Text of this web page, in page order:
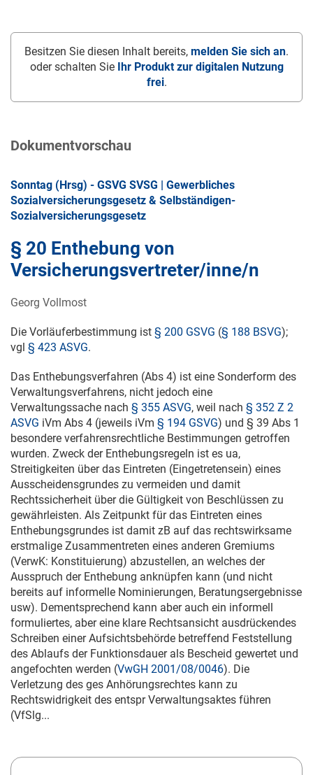
Besitzen Sie diesen Inhalt bereits, melden Sie sich an.
oder schalten Sie
Ihr Produkt zur digitalen Nutzung
frei.
Dokumentvorschau
Sonntag (Hrsg) - GSVG SVSG | Gewerbliches
Sozialversicherungsgesetz & Selbständigen-
Sozialversicherungsgesetz
§ 20 Enthebung von
Versicherungsvertreter/inne/n
Georg Vollmost
Die Vorläuferbestimmung ist § 200 GSVG (§ 188 BSVG);
vgl § 423 ASVG.
Das Enthebungsverfahren (Abs 4) ist eine Sonderform des
Verwaltungsverfahrens, nicht jedoch eine
Verwaltungssache nach § 355 ASVG, weil nach § 352 Z 2
ASVG iVm Abs 4 (jeweils iVm § 194 GSVG) und § 39 Abs 1
besondere verfahrensrechtliche Bestimmungen getroffen
wurden. Zweck der Enthebungsregeln ist es ua,
Streitigkeiten über das Eintreten (Eingetretensein) eines
Ausscheidensgrundes zu vermeiden und damit
Rechtssicherheit über die Gültigkeit von Beschlüssen zu
gewährleisten. Als Zeitpunkt für das Eintreten eines
Enthebungsgrundes ist damit zB auf das rechtswirksame
erstmalige Zusammentreten eines anderen Gremiums
(VerwK: Konstituierung) abzustellen, an welches der
Ausspruch der Enthebung anknüpfen kann (und nicht
bereits auf informelle Nominierungen, Beratungsergebnisse
usw). Dementsprechend kann aber auch ein informell
formuliertes, aber eine klare Rechtsansicht ausdrückendes
Schreiben einer Aufsichtsbehörde betreffend Feststellung
des Ablaufs der Funktionsdauer als Bescheid gewertet und
angefochten werden (VwGH 2001/08/0046). Die
Verletzung des ges Anhörungsrechtes kann zu
Rechtswidrigkeit des entspr Verwaltungsaktes führen
(VfSlg...